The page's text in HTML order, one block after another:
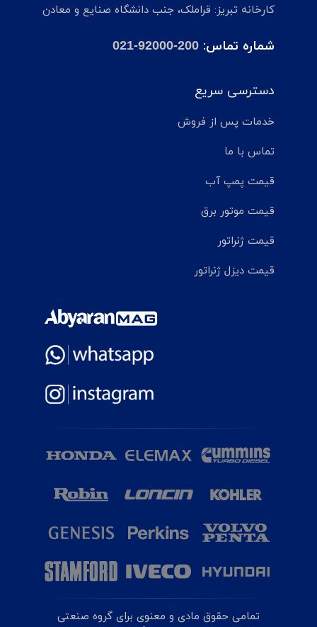
کارخانه تبریز: قراملک، جنب دانشگاه صنایع و معادن
شماره تماس: 021-92000-200
دسترسی سریع
خدمات پس از فروش
تماس با ما
قیمت پمپ آب
قیمت موتور برق
قیمت ژنراتور
قیمت دیزل ژنراتور
تمامی حقوق مادی و معنوی برای گروه صنعتی